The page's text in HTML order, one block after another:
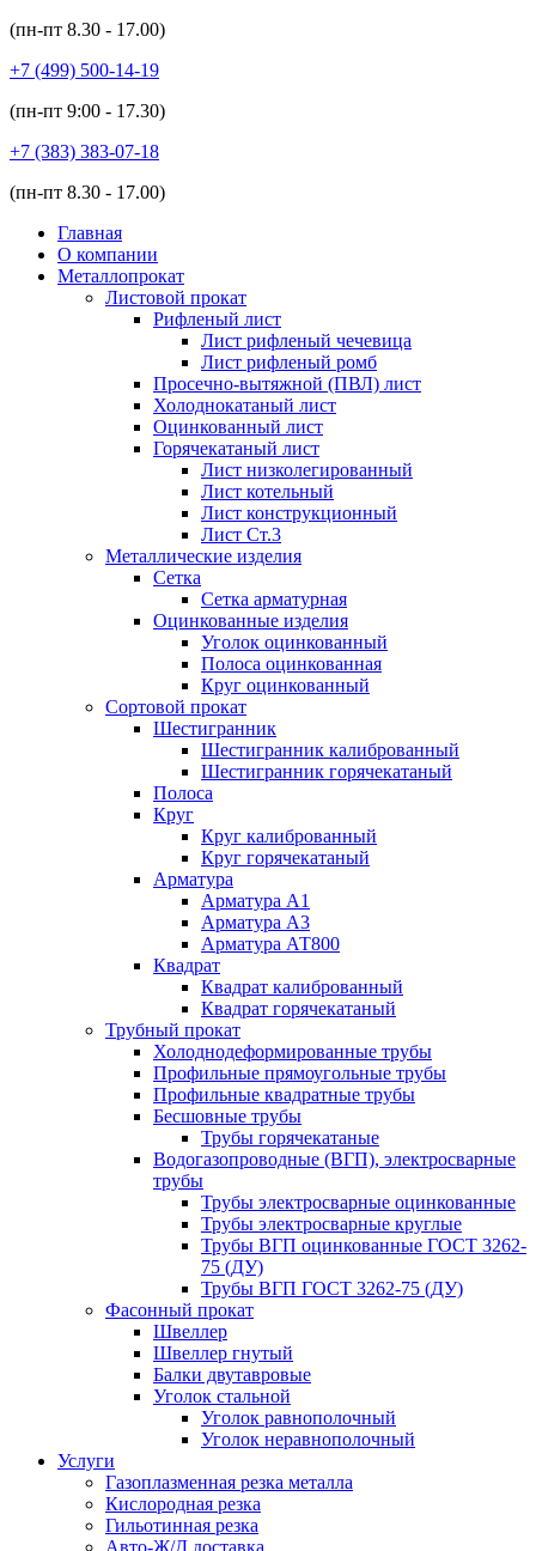
(пн-пт 8.30 - 17.00)
+7 (499) 500-14-19
(пн-пт 9:00 - 17.30)
+7 (383) 383-07-18
(пн-пт 8.30 - 17.00)
Главная
О компании
Металлопрокат
Листовой прокат
Рифленый лист
Лист рифленый чечевица
Лист рифленый ромб
Просечно-вытяжной (ПВЛ) лист
Холоднокатаный лист
Оцинкованный лист
Горячекатаный лист
Лист низколегированный
Лист котельный
Лист конструкционный
Лист Ст.3
Металлические изделия
Сетка
Сетка арматурная
Оцинкованные изделия
Уголок оцинкованный
Полоса оцинкованная
Круг оцинкованный
Сортовой прокат
Шестигранник
Шестигранник калиброванный
Шестигранник горячекатаный
Полоса
Круг
Круг калиброванный
Круг горячекатаный
Арматура
Арматура А1
Арматура А3
Арматура АТ800
Квадрат
Квадрат калиброванный
Квадрат горячекатаный
Трубный прокат
Холоднодеформированные трубы
Профильные прямоугольные трубы
Профильные квадратные трубы
Бесшовные трубы
Трубы горячекатаные
Водогазопроводные (ВГП), электросварные
трубы
Трубы электросварные оцинкованные
Трубы электросварные круглые
Трубы ВГП оцинкованные ГОСТ 3262-
75 (ДУ)
Трубы ВГП ГОСТ 3262-75 (ДУ)
Фасонный прокат
Швеллер
Швеллер гнутый
Балки двутавровые
Уголок стальной
Уголок равнополочный
Уголок неравнополочный
Услуги
Газоплазменная резка металла
Кислородная резка
Гильотинная резка
Авто-Ж/Д доставка